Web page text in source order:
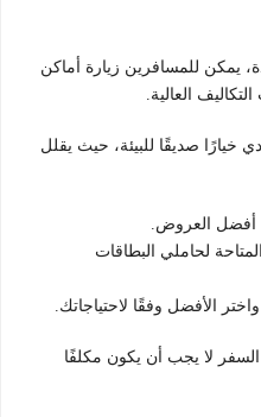
يمكن للمسافرين زيارة أماكن
العالية.
خيارًا صديقًا للبيئة، حيث يقلل
أفضل العروض.
لحاملي البطاقات
الأفضل وفقًا لاحتياجاتك.
لا يجب أن يكون مكلفًا